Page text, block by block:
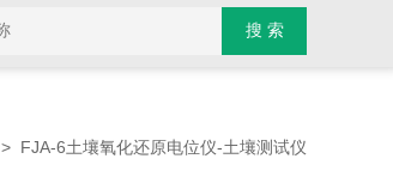
> FJA-6土壤氧化还原电位仪-土壤测试仪